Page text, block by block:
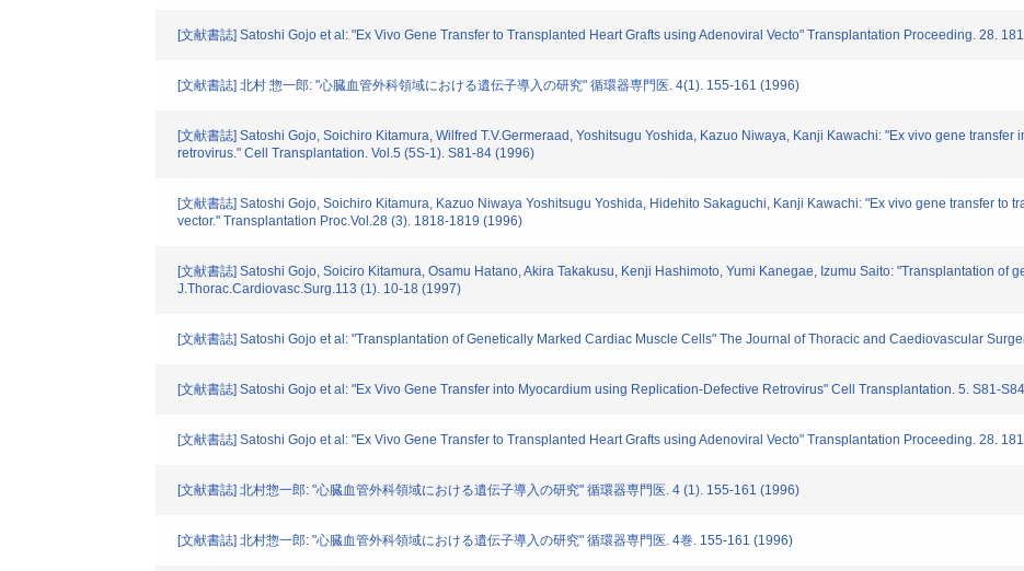
[文献書誌] Satoshi Gojo et al: "Ex Vivo Gene Transfer to Transplanted Heart Grafts using Adenoviral Vecto" Transplantation Proceeding. 28.
[文献書誌] 北村 惣一郎: "心臓血管外科領域における遺伝子導入の研究" 循環器専門医. 4(1). 155-161 (1996)
[文献書誌] Satoshi Gojo, Soichiro Kitamura, Wilfred T.V.Germeraad, Yoshitsugu Yoshida, Kazuo Niwaya, Kanji Kawachi: "Ex vivo gene
retrovirus." Cell Transplantation. Vol.5 (5S-1). S81-84 (1996)
[文献書誌] Satoshi Gojo, Soichiro Kitamura, Kazuo Niwaya Yoshitsugu Yoshida, Hidehito Sakaguchi, Kanji Kawachi: "Ex vivo gene transfer to
vector." Transplantation Proc.Vol.28 (3). 1818-1819 (1996)
[文献書誌] Satoshi Gojo, Soiciro Kitamura, Osamu Hatano, Akira Takakusu, Kenji Hashimoto, Yumi Kanegae, Izumu Saito: "Transplantation of
J.Thorac.Cardiovasc.Surg.113 (1). 10-18 (1997)
[文献書誌] Satoshi Gojo et al: "Transplantation of Genetically Marked Cardiac Muscle Cells" The Journal of Thoracic and Caediovascular
[文献書誌] Satoshi Gojo et al: "Ex Vivo Gene Transfer into Myocardium using Replication-Defective Retrovirus" Cell Transplantation. 5. S81-
[文献書誌] Satoshi Gojo et al: "Ex Vivo Gene Transfer to Transplanted Heart Grafts using Adenoviral Vecto" Transplantation Proceeding. 28.
[文献書誌] 北村惣一郎: "心臓血管外科領域における遺伝子導入の研究" 循環器専門医. 4 (1). 155-161 (1996)
[文献書誌] 北村惣一郎: "心臓血管外科領域における遺伝子導入の研究" 循環器専門医. 4巻. 155-161 (1996)